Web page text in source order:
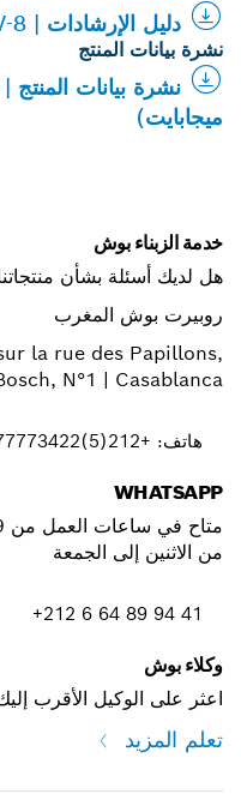
دليل الإرشادات | GWS 18V-8 (نسخة أونلاين)
نشرة بيانات المنتج
ميجابايت)
خدمة الزبناء بوش
هل لديك أسئلة بشأن منتجاتنا
روبيرت بوش المغرب
la rue des Papillons,
N°1 | Casablanca
هاتف: +212(5)77773422
WHATSAPP
متاح في ساعات العمل من 9 صباحًا حتى 17 مساءً ،
من الاثنين إلى الجمعة
+212 6 64 89 94 41
وكلاء بوش
اعثر على الوكيل الأقرب إليك
تعلم المزيد